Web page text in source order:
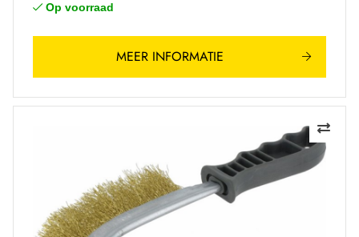
Op voorraad
MEER INFORMATIE